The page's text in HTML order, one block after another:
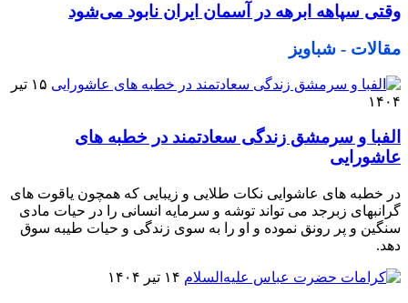
وقتی سپاهه ابرهه در آسمان ایران نابود می‌شود
مقالات - شباویز
۱۵ تیر
۱۴۰۴
الفبا و سرمشق زندگی سعادتمند در خطبه های
عاشورایی
در خطبه های عاشوایی نکات طلایی و زیبایی که همچون یاقوت های
گرانبهای زبرجد می تواند توشه و سرمایه انسانی را در حیات مادی
سنگین و پر رونق نموده و او را به سوی زندگی و حیات طیبه سوق
دهد.
۱۴ تیر ۱۴۰۴